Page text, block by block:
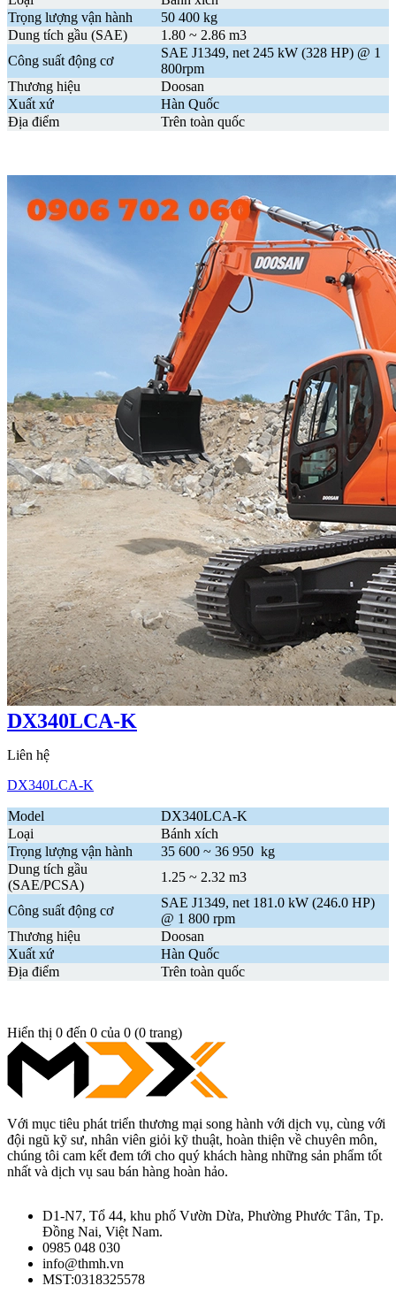
Trọng lượng vận hành
50 400 kg
Dung tích gầu (SAE)
1.80 ~ 2.86 m3
Công suất động cơ
SAE J1349, net 245 kW (328 HP) @ 1
800rpm
Thương hiệu
Doosan
Xuất xứ
Hàn Quốc
Địa điểm
Trên toàn quốc
DX340LCA-K
Liên hệ
DX340LCA-K
Model
DX340LCA-K
Loại
Bánh xích
Trọng lượng vận hành
35 600 ~ 36 950 kg
Dung tích gầu
(SAE/PCSA)
1.25 ~ 2.32 m3
Công suất động cơ
SAE J1349, net 181.0 kW (246.0 HP)
@ 1 800 rpm
Thương hiệu
Doosan
Xuất xứ
Hàn Quốc
Địa điểm
Trên toàn quốc
Hiển thị 0 đến 0 của 0 (0 trang)
Với mục tiêu phát triển thương mại song hành với dịch vụ, cùng với
đội ngũ kỹ sư, nhân viên giỏi kỹ thuật, hoàn thiện về chuyên môn,
chúng tôi cam kết đem tới cho quý khách hàng những sản phẩm tốt
nhất và dịch vụ sau bán hàng hoàn hảo.
D1-N7, Tổ 44, khu phố Vườn Dừa, Phường Phước Tân, Tp.
Đồng Nai, Việt Nam.
0985 048 030
info@thmh.vn
MST:0318325578